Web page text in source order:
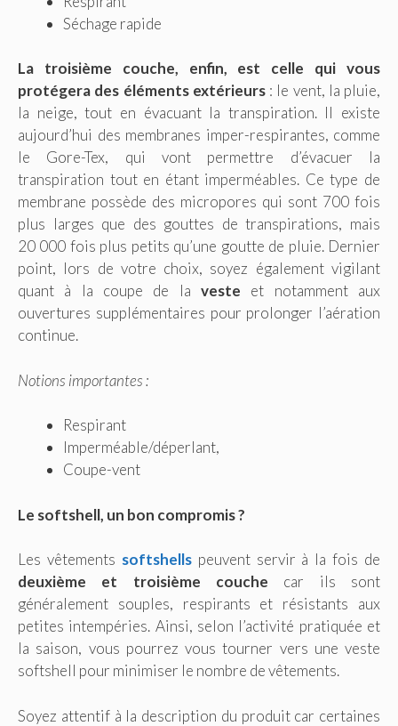
Séchage rapide
La troisième couche, enfin, est celle qui vous
protégera des éléments extérieurs: le vent, la pluie,
la neige, tout en évacuant la transpiration. Il existe
aujourd’hui des membranes imper-respirantes, comme
le Gore-Tex, qui vont permettre d’évacuer la
transpiration tout en étant imperméables. Ce type de
membrane possède des micropores qui sont 700 fois
plus larges que des gouttes de transpirations, mais
20 000 fois plus petits qu’une goutte de pluie. Dernier
point, lors de votre choix, soyez également vigilant
quant à la coupe de la veste et notamment aux
ouvertures supplémentaires pour prolonger l’aération
continue.
Notions importantes :
Respirant
Imperméable/déperlant,
Coupe-vent
Le softshell, un bon compromis ?
Les vêtements softshells peuvent servir à la fois de
deuxième et troisième couche car ils sont
généralement souples, respirants et résistants aux
petites intempéries. Ainsi, selon l’activité pratiquée et
la saison, vous pourrez vous tourner vers une veste
softshell pour minimiser le nombre de vêtements.
Soyez attentif à la description du produit car certaines